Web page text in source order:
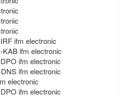
ifm electronic
ifm electronic
ifm electronic
ifm electronic
electronic
ifm electronic